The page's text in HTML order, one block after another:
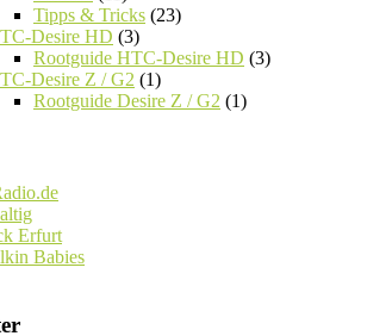
Tipps & Tricks (23)
Desire HD (3)
Rootguide HTC-Desire HD (3)
Desire Z / G2 (1)
Rootguide Desire Z / G2 (1)
Erfurt
Babies